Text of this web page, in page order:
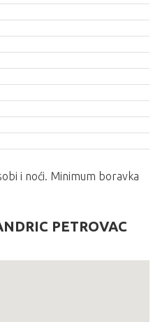
i noći. Minimum boravka
PETROVAC